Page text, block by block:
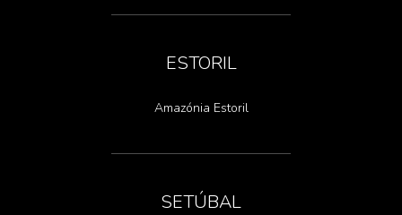
ESTORIL
Amazónia Estoril
SETÚBAL